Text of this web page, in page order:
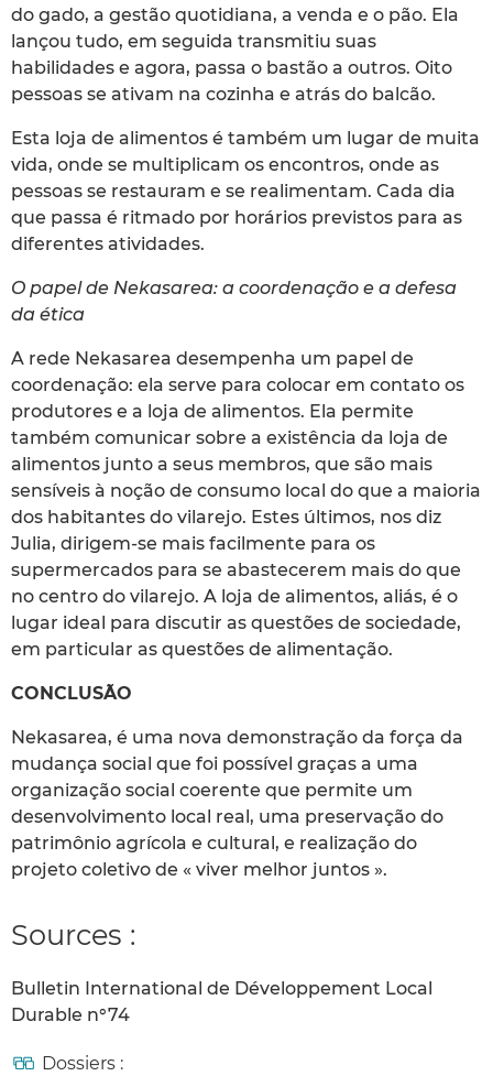
do gado, a gestão quotidiana, a venda e o pão. Ela
lançou tudo, em seguida transmitiu suas
habilidades e agora, passa o bastão a outros. Oito
pessoas se ativam na cozinha e atrás do balcão.
Esta loja de alimentos é também um lugar de muita
vida, onde se multiplicam os encontros, onde as
pessoas se restauram e se realimentam. Cada dia
que passa é ritmado por horários previstos para as
diferentes atividades.
O papel de Nekasarea: a coordenação e a defesa
da ética
A rede Nekasarea desempenha um papel de
coordenação: ela serve para colocar em contato os
produtores e a loja de alimentos. Ela permite
também comunicar sobre a existência da loja de
alimentos junto a seus membros, que são mais
sensíveis à noção de consumo local do que a maioria
dos habitantes do vilarejo. Estes últimos, nos diz
Julia, dirigem-se mais facilmente para os
supermercados para se abastecerem mais do que
no centro do vilarejo. A loja de alimentos, aliás, é o
lugar ideal para discutir as questões de sociedade,
em particular as questões de alimentação.
CONCLUSÃO
Nekasarea, é uma nova demonstração da força da
mudança social que foi possível graças a uma
organização social coerente que permite um
desenvolvimento local real, uma preservação do
patrimônio agrícola e cultural, e realização do
projeto coletivo de « viver melhor juntos ».
Sources :
Bulletin International de Développement Local
Durable n°74
Dossiers :